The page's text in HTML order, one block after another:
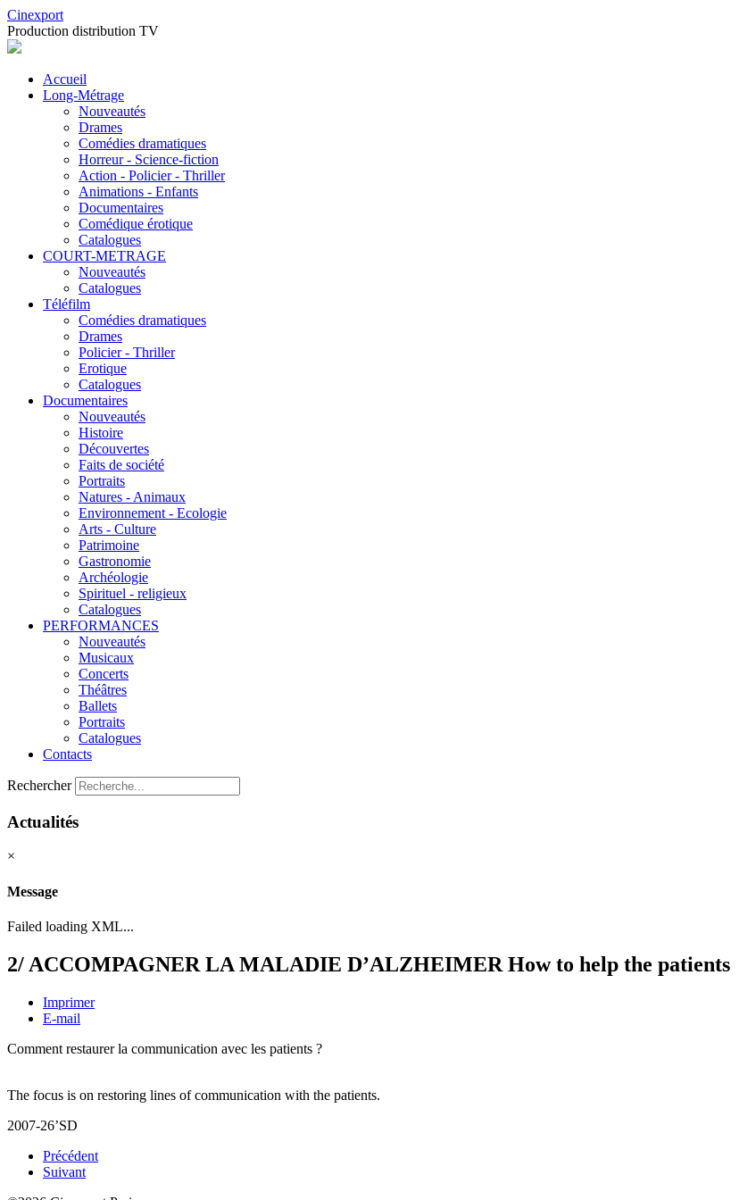
Cinexport
Production distribution TV
Accueil
Long-Métrage
Nouveautés
Drames
Comédies dramatiques
Horreur - Science-fiction
Action - Policier - Thriller
Animations - Enfants
Documentaires
Comédique érotique
Catalogues
COURT-METRAGE
Nouveautés
Catalogues
Téléfilm
Comédies dramatiques
Drames
Policier - Thriller
Erotique
Catalogues
Documentaires
Nouveautés
Histoire
Découvertes
Faits de société
Portraits
Natures - Animaux
Environnement - Ecologie
Arts - Culture
Patrimoine
Gastronomie
Archéologie
Spirituel - religieux
Catalogues
PERFORMANCES
Nouveautés
Musicaux
Concerts
Théâtres
Ballets
Portraits
Catalogues
Contacts
Rechercher
Actualités
×
Message
Failed loading XML...
2/ ACCOMPAGNER LA MALADIE D’ALZHEIMER How to help the patients
Imprimer
E-mail
Comment restaurer la communication avec les patients ?
The focus is on restoring lines of communication with the patients.
2007-26’SD
Précédent
Suivant